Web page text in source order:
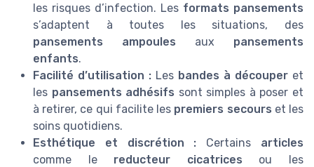
les risques d’infection. Les formats pansements
s’adaptent à toutes les situations, des
pansements ampoules aux pansements
enfants.
Facilité d’utilisation : Les bandes à découper et
les pansements adhésifs sont simples à poser et
à retirer, ce qui facilite les premiers secours et les
soins quotidiens.
Esthétique et discrétion : Certains articles
comme le reducteur cicatrices ou les